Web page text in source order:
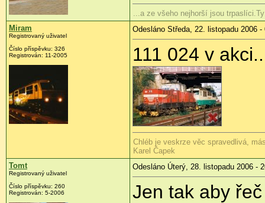
...a ze všeho nejhorší jsou
Miram
Registrovaný uživatel
Číslo příspěvku: 326
Registrován: 11-2005
Odesláno Středa, 22. listopadu 2006 -
111 024 v
Chléb je veskrze věc spravedlivá,
Karel Čapek
Tomt
Registrovaný uživatel
Číslo příspěvku: 260
Registrován: 5-2006
Odesláno Úterý, 28. listopadu 2006 -
Jen tak aby